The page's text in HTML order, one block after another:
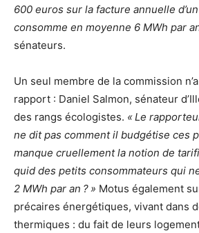
600 euros sur la facture annuelle
consomme en moyenne 6 MWh par
sénateurs.
Un seul membre de la commission
rapport : Daniel Salmon, sénateur
des rangs écologistes. «Le
ne dit pas comment il budgétise ces
manque cruellement la notion de
quid des petits consommateurs qui
2 MWh par an ?» Motus également
précaires énergétiques, vivant dans
thermiques : du fait de leurs